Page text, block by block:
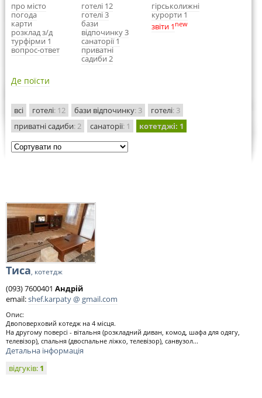
про місто
погода
карти
розклад з/д
турфірми 1
вопрос-ответ
готелі 12
готелі 3
бази
відпочинку 3
санаторії 1
приватні
садиби 2
гірськолижні
курорти 1
звіти 1 new
Де поїсти
всі готелі: 12 бази відпочинку: 3 готелі: 3
приватні садиби: 2 санаторії: 1 котетджі: 1
Тиса, котетдж
(093) 7600401 Андрій
email:shef.karpaty @ gmail.com
Опис:
Двоповерховий котедж на 4 місця.
На другому поверсі - вітальня (розкладний диван, комод, шафа для одягу,
телевізор), спальня (двоспальне ліжко, телевізор), санвузол...
Детальна інформація
відгуків: 1